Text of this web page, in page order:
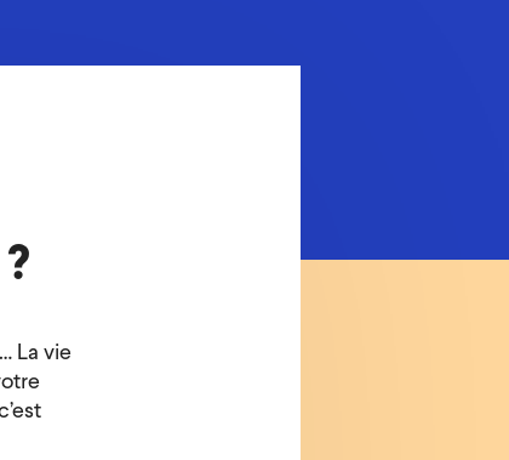
La vie